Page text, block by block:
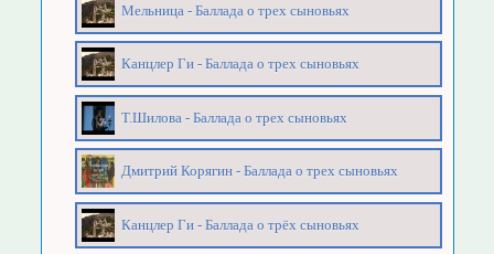
Мельница - Баллада о трех сыновьях
Канцлер Ги - Баллада о трех сыновьях
Т.Шилова - Баллада о трех сыновьях
Дмитрий Корягин - Баллада о трех сыновьях
Канцлер Ги - Баллада о трёх сыновьях